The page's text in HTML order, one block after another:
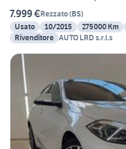
7.999 €Rezzato(BS)
Usato
10/2015 275000 Km
Rivenditore AUTO LRD s.r.l.s